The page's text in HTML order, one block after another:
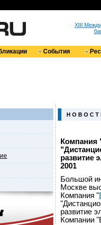
XIII
События
Н О В О С Т
Компания
развитие
2001
Большой
Москве
Компания "
развитие
Компании